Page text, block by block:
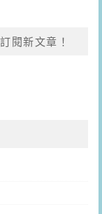
閱新文章！